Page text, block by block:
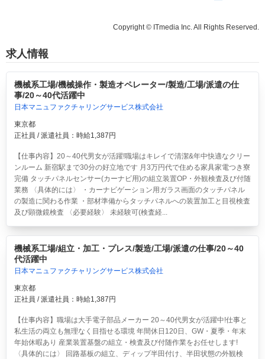
Copyright © ITmedia Inc. All Rights Reserved.
求人情報
機械系工場/機械操作・製造オペレーター/製造/工場/派遣の仕
事/20～40代活躍中
日本マニュファクチャリングサービス株式会社
東京都
正社員 / 派遣社員：時給1,387円
【仕事内容】20～40代男女が活躍!職場はキレイで清潔&年中快適なクリー
ンルーム 新宿駅まで30分の好立地です 月3万円代で住める家具家電つき寮
完備 タッチパネルセンサー(カーナビ用)の組立装置OP・外観検査及び付随
業務 〈具体的には〉 ・カーナビゲーション用ガラス画面のタッチパネル
の製造に関わる作業 ・部材準備からタッチパネルへの装置加工と目視検査
及び顕微鏡検査 〈必要経験〉 未経験可(検査経...
機械系工場/組立・加工・プレス/製造/工場/派遣の仕事/20～40
代活躍中
日本マニュファクチャリングサービス株式会社
東京都
正社員 / 派遣社員：時給1,387円
【仕事内容】職場は大手電子部品メーカー 20～40代男女が活躍中!仕事と
私生活の両立も無理なく目指せる環境 年間休日120日、GW・夏季・年末
年始休暇あり 産業装置基盤の組立・検査及び付随作業をお任せします!
〈具体的には〉 回路基板の組立、ディップ半田付け、半田状態の外観検